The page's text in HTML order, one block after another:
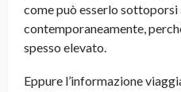
come può esserlo
contemporaneamente,
spesso elevato.
Eppure l’informazione